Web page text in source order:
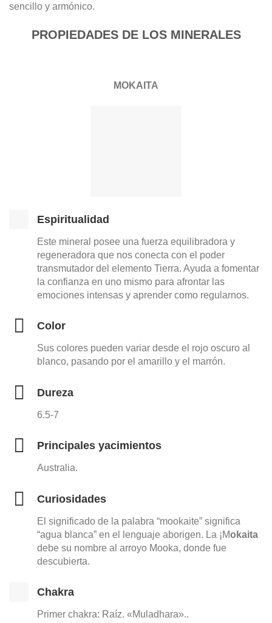
sencillo y armónico.
PROPIEDADES DE LOS MINERALES
MOKAITA
Espiritualidad
Este mineral posee una fuerza equilibradora y
regeneradora que nos conecta con el poder
transmutador del elemento Tierra. Ayuda a fomentar
la confianza en uno mismo para afrontar las
emociones intensas y aprender como regularnos.
Color
Sus colores pueden variar desde el rojo oscuro al
blanco, pasando por el amarillo y el marrón.
Dureza
6.5-7
Principales yacimientos
Australia.
Curiosidades
El significado de la palabra “mookaite” significa
“agua blanca” en el lenguaje aborigen. La ¡Mokaita
debe su nombre al arroyo Mooka, donde fue
descubierta.
Chakra
Primer chakra: Raíz. «Muladhara»..